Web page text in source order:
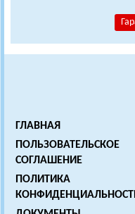
ГЛАВНАЯ
ПОЛЬЗОВАТЕЛЬСКОЕ
СОГЛАШЕНИЕ
ПОЛИТИКА